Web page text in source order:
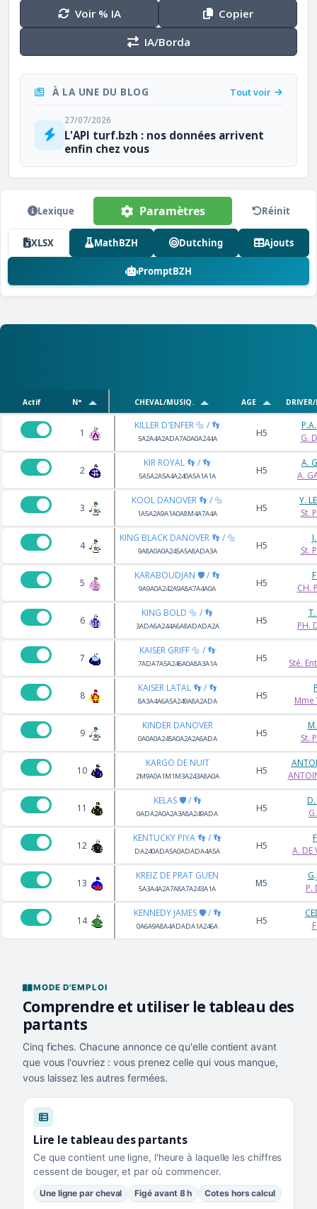
Voir % IA
Copier
IA/Borda
À LA UNE DU BLOG Tout voir
27/07/2026
L'API turf.bzh : nos données arrivent
enfin chez vous
Lexique Paramètres Réinit
XLSX MathBZH Dutching Ajouts
PromptBZH
Actif N° CHEVAL/MUSIQ. AGE
1
KILLER D'ENFER 🔩 / 👣
5A2A4A2ADA7A0A0A244A H5
G.
2
KIR ROYAL 👣 / 👣
5A5A2A5A4A240A5A1A1A H5
A.
A.
3
KOOL DANOVER 👣 / 🔩
1A5A2A9A1A0A8M4A7A4A H5
Y.
St.
4
KING BLACK DANOVER 👣 / 🔩
9A8A0A0A245A5A8ADA3A H5
St.
5
KARABOUDJAN 🛡️ / 👣
9A9A0A242A9A8A7A4A0A H5
CH.
6
KING BOLD 🔩 / 👣
3ADA6A244A6A8ADADA2A H5
T.
PH.
7
KAISER GRIFF 🔩 / 👣
7ADA7A5A246A0A8A3A1A H5 Sté.
8
KAISER LATAL 👣 / 👣
8A3A4A6A5A249A8A2ADA H5
Mme
9
KINDER DANOVER
0A0A0A245A0A2A2A6ADA H5
St.
10
KARGO DE NUIT
2M9A0A1M1M3A243A8A0A H5
11
KELAS 🛡️ / 👣
0ADA2A0A2A3A8A249ADA H5
12
KENTUCKY PIYA 👣 / 👣
DA240ADA5A0ADADA4A5A H5
A. DE
13
KREIZ DE PRAT GUEN
5A3A4A2A7A8A7A243A1A M5
P.
14
KENNEDY JAMES 🛡️ / 👣
0A6A9A8A4ADADA1A246A H5
MODE D'EMPLOI
Comprendre et utiliser le tableau des
partants
Cinq fiches. Chacune annonce ce qu'elle contient avant
que vous l'ouvriez : vous prenez celle qui vous manque,
vous laissez les autres fermées.
Lire le tableau des partants
Ce que contient une ligne, l'heure à laquelle les chiffres
cessent de bouger, et par où commencer.
Une ligne par cheval Figé avant 8 h Cotes hors calcul